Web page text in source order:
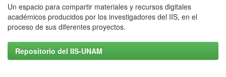
Un espacio para compartir materiales y recursos digitales
académicos producidos por los investigadores del IIS, en el
proceso de sus diferentes proyectos.
Repositorio del IIS-UNAM